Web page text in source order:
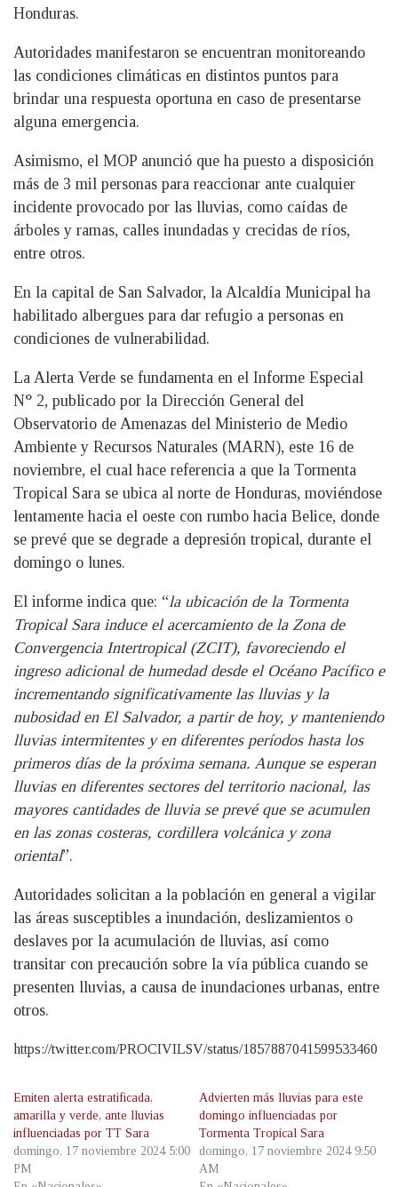
Honduras.
Autoridades manifestaron se encuentran monitoreando
las condiciones climáticas en distintos puntos para
brindar una respuesta oportuna en caso de presentarse
alguna emergencia.
Asimismo, el MOP anunció que ha puesto a disposición
más de 3 mil personas para reaccionar ante cualquier
incidente provocado por las lluvias, como caídas de
árboles y ramas, calles inundadas y crecidas de ríos,
entre otros.
En la capital de San Salvador, la Alcaldía Municipal ha
habilitado albergues para dar refugio a personas en
condiciones de vulnerabilidad.
La Alerta Verde se fundamenta en el Informe Especial
N° 2, publicado por la Dirección General del
Observatorio de Amenazas del Ministerio de Medio
Ambiente y Recursos Naturales (MARN), este 16 de
noviembre, el cual hace referencia a que la Tormenta
Tropical Sara se ubica al norte de Honduras, moviéndose
lentamente hacia el oeste con rumbo hacia Belice, donde
se prevé que se degrade a depresión tropical, durante el
domingo o lunes.
El informe indica que: “la ubicación de la Tormenta
Tropical Sara induce el acercamiento de la Zona de
Convergencia Intertropical (ZCIT), favoreciendo el
ingreso adicional de humedad desde el Océano Pacífico e
incrementando significativamente las lluvias y la
nubosidad en El Salvador, a partir de hoy, y manteniendo
lluvias intermitentes y en diferentes períodos hasta los
primeros días de la próxima semana. Aunque se esperan
lluvias en diferentes sectores del territorio nacional, las
mayores cantidades de lluvia se prevé que se acumulen
en las zonas costeras, cordillera volcánica y zona
oriental”.
Autoridades solicitan a la población en general a vigilar
las áreas susceptibles a inundación, deslizamientos o
deslaves por la acumulación de lluvias, así como
transitar con precaución sobre la vía pública cuando se
presenten lluvias, a causa de inundaciones urbanas, entre
otros.
https://twitter.com/PROCIVILSV/status/1857887041599533460
Emiten alerta estratificada,
amarilla y verde, ante lluvias
influenciadas por TT Sara
domingo, 17 noviembre 2024 5:00
PM
Advierten más lluvias para este
domingo influenciadas por
Tormenta Tropical Sara
domingo, 17 noviembre 2024 9:50
AM